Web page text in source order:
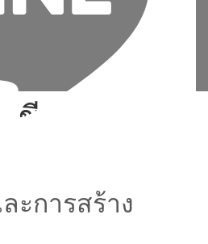
ขียน
ะการสร้าง